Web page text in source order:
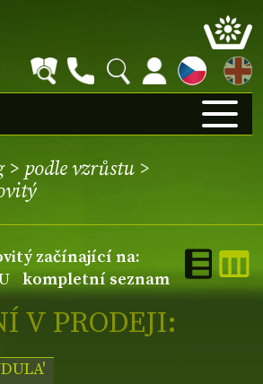
EN
> podle vzrůstu >
začínající na:
kompletní seznam
V PRODEJI: